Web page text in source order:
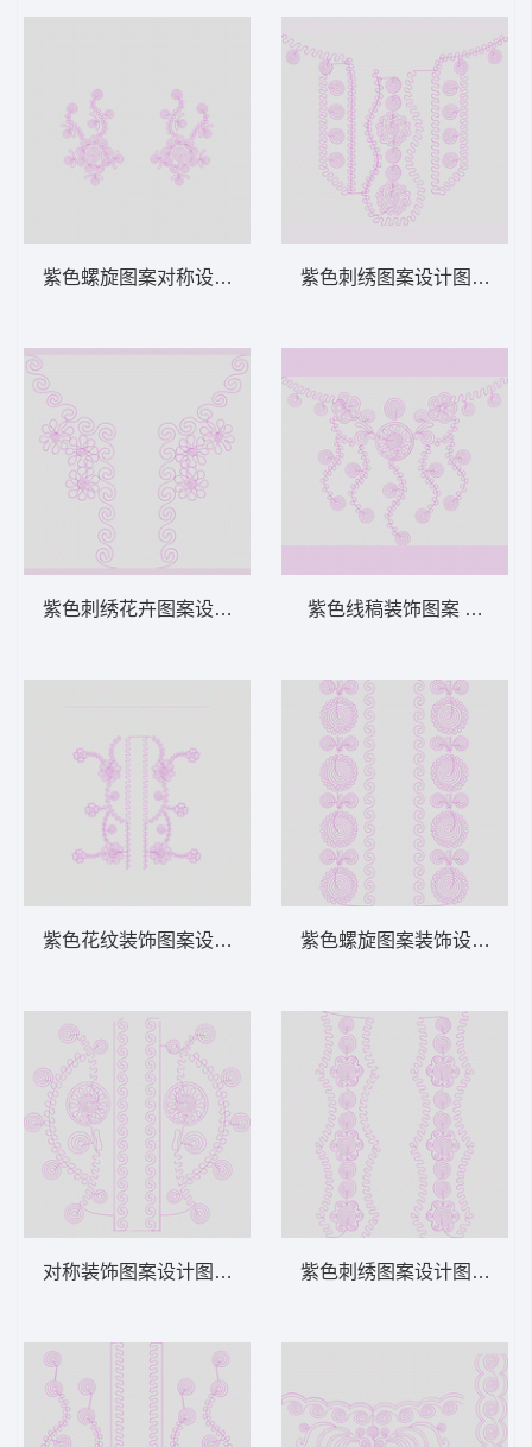
紫色螺旋图案对称设计 绳绣 盘带 链目绣 特
紫色刺绣花卉图案设计 绳绣 盘带 链目绣 特
紫色花纹装饰图案设计 绳绣 盘带 链目绣 特
对称装饰图案设计图 绳绣 盘带 链目绣 特种
紫色刺绣图案设计图 绳绣
紫色线稿装饰图案 绳绣 盘
紫色螺旋图案装饰设计 绳
紫色刺绣图案设计图 绳绣